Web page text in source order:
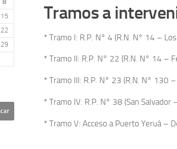
Tramos a
* Tramo I: R.P. N° 4 (R.N. N° 14 –
* Tramo II: R.P. N° 22 (R.N. N° 14 –
* Tramo III: R.P. N° 23 (R.N. N° 130
* Tramo IV: R.P. N° 38 (San
* Tramo V: Acceso a Puerto Yeruá –
15
22
29